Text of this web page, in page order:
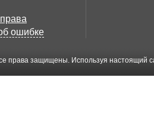
ошибке
права защищены. Используя настоящий